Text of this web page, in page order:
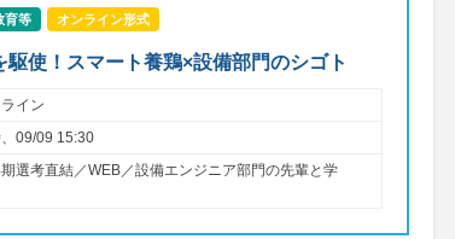
育等 オンライン形式
駆使！スマート養鶏×設備部門のシゴト
イン
09/09 15:30
期選考直結／WEB／設備エンジニア部門の先輩と学